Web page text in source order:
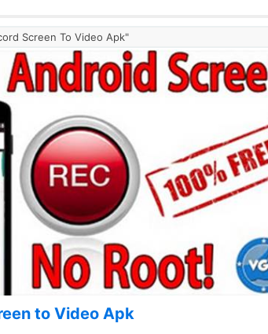
Screen To Video Apk"
to Video Apk